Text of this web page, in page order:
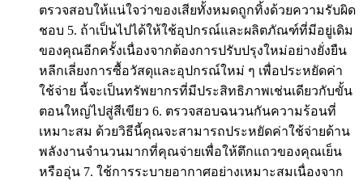
ตรวจสอบให้แน่ใจว่าของเสียทั้งหมดถูกทิ้งด้วยความรับผิด
ชอบ 5. ถ้าเป็นไปได้ให้ใช้อุปกรณ์และผลิตภัณฑ์ที่มีอยู่เดิม
ของคุณอีกครั้งเนื่องจากต้องการปรับปรุงใหม่อย่างยั่งยืน
หลีกเลี่ยงการซื้อวัสดุและอุปกรณ์ใหม่ ๆ เพื่อประหยัดค่า
ใช้จ่าย นี้จะเป็นทรัพยากรที่มีประสิทธิภาพเช่นเดียวกับขั้น
ตอนใหญ่ไปสู่สีเขียว 6. ตรวจสอบฉนวนกันความร้อนที่
เหมาะสม ด้วยวิธีนี้คุณจะสามารถประหยัดค่าใช้จ่ายด้าน
พลังงานจำนวนมากที่คุณจ่ายเพื่อให้ตึกแถวของคุณเย็น
หรืออุ่น 7. ใช้การระบายอากาศอย่างเหมาะสมเนื่องจาก